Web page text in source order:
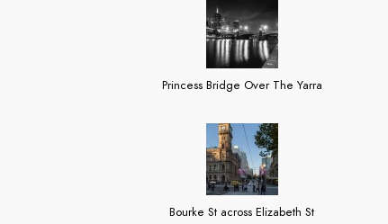
Princess Bridge Over The Yarra
Bourke St across Elizabeth St